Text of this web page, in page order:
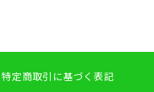
特定商取引に基づく表記